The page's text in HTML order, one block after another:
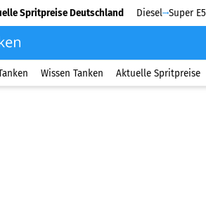
Spritpreise Deutschland Diesel Super E5
Wissen Tanken Aktuelle Spritpreise